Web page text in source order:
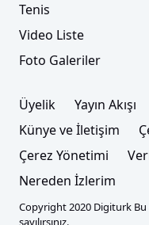
Tenis
Video Liste
Foto Galeriler
Üyelik Yayın Akışı
Künye ve İletişim
Çerez Yönetimi
Nereden İzlerim
Copyright 2020 Digiturk
sayılırsınız.